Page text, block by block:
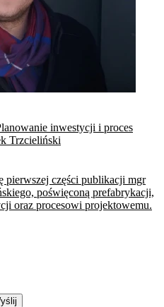
inwestycji i proces
Trzcieliński
pierwszej części publikacji mgr
poświęconą prefabrykacji,
oraz procesowi projektowemu.